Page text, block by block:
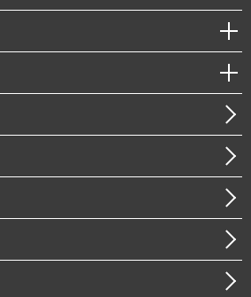
ンプライアンス）・防災（政策）
ーツ・スマートシティ
ステム